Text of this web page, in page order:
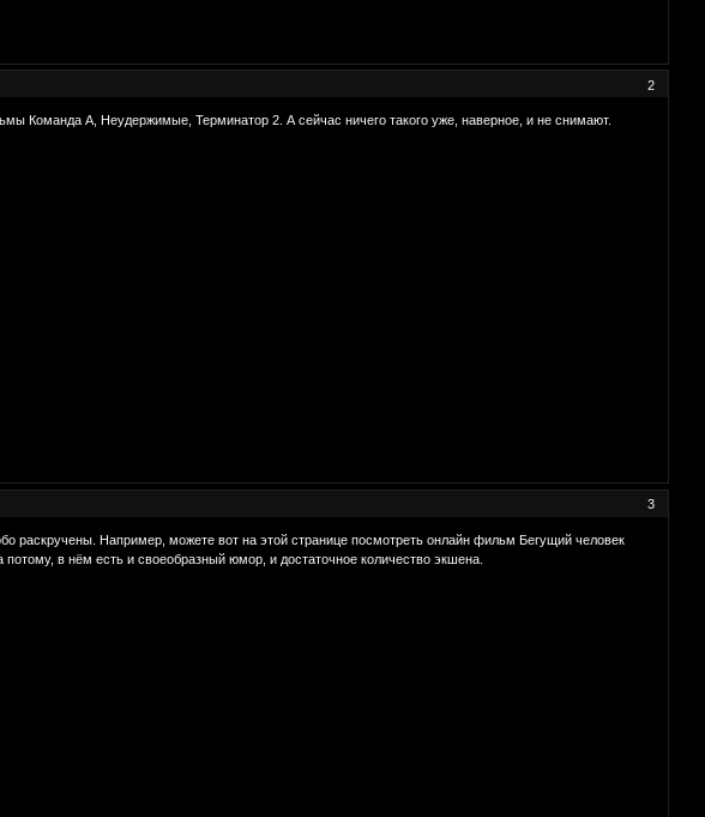
2
Команда А, Неудержимые, Терминатор 2. А сейчас ничего такого уже, наверное, и не снимают.
3
раскручены. Например, можете вот на этой странице посмотреть онлайн фильм Бегущий человек
в нём есть и своеобразный юмор, и достаточное количество экшена.